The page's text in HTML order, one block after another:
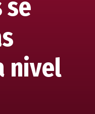
se
nivel